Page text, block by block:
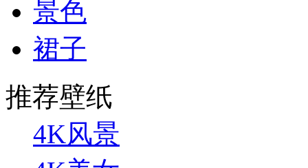
景色
裙子
推荐壁纸
4K风景